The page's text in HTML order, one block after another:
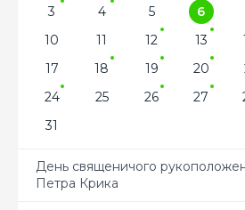
3
4 5 6
10
11 12 13
17
18 19 20
24
25 26 27
31
День священичого
Петра Крика